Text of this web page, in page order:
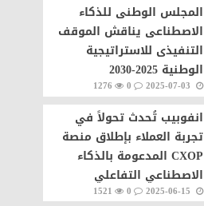
المجلس الوطنى للذكاء
الاصطناعى يناقش الموقف
التنفيذى للاستراتيجية
الوطنية 2025-2030
0
1276
انفوبيب تُحدث تحولاً في
تجربة العملاء بإطلاق منصة
CXOP المدعومة بالذكاء
الاصطناعي التفاعلي
0
1521